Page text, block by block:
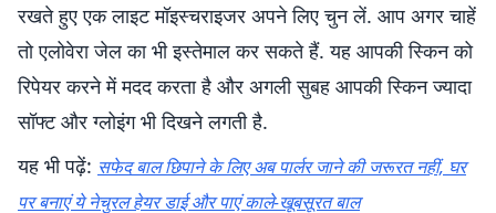
रखते हुए एक लाइट मॉइस्चराइजर अपने लिए चुन लें. आप अगर चाहें
तो एलोवेरा जेल का भी इस्तेमाल कर सकते हैं. यह आपकी स्किन को
रिपेयर करने में मदद करता है और अगली सुबह आपकी स्किन ज्यादा
सॉफ्ट और ग्लोइंग भी दिखने लगती है.
यह भी पढ़ें: सफेद बाल छिपाने के लिए अब पार्लर जाने की जरूरत नहीं, घर
पर बनाएं ये नेचुरल हेयर डाई और पाएं काले-खूबसूरत बाल